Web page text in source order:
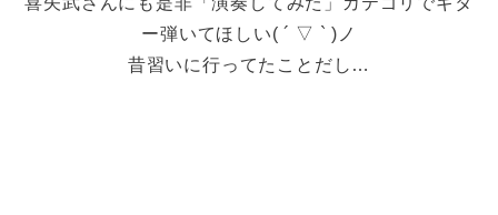
ー弾いてほしい( ´ ▽ ` )ノ
昔習いに行ってたことだし…